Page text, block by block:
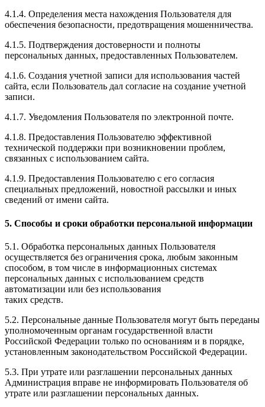
4.1.4. Определения места нахождения Пользователя для
обеспечения безопасности, предотвращения мошенничества.
4.1.5. Подтверждения достоверности и полноты
персональных данных, предоставленных Пользователем.
4.1.6. Создания учетной записи для использования частей
сайта, если Пользователь дал согласие на создание учетной
записи.
4.1.7. Уведомления Пользователя по электронной почте.
4.1.8. Предоставления Пользователю эффективной
технической поддержки при возникновении проблем,
связанных с использованием сайта.
4.1.9. Предоставления Пользователю с его согласия
специальных предложений, новостной рассылки и иных
сведений от имени сайта.
5. Способы и сроки обработки персональной информации
5.1. Обработка персональных данных Пользователя
осуществляется без ограничения срока, любым законным
способом, в том числе в информационных системах
персональных данных с использованием средств
автоматизации или без использования
таких средств.
5.2. Персональные данные Пользователя могут быть переданы
уполномоченным органам государственной власти
Российской Федерации только по основаниям и в порядке,
установленным законодательством Российской Федерации.
5.3. При утрате или разглашении персональных данных
Администрация вправе не информировать Пользователя об
утрате или разглашении персональных данных.